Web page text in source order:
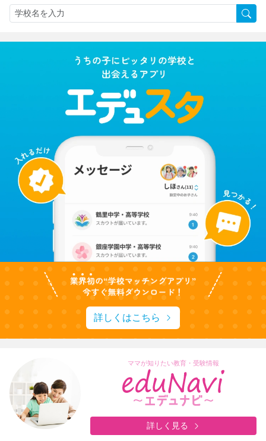
詳しくはこちら
ママが知りたい教育・受験情報
詳しく見る